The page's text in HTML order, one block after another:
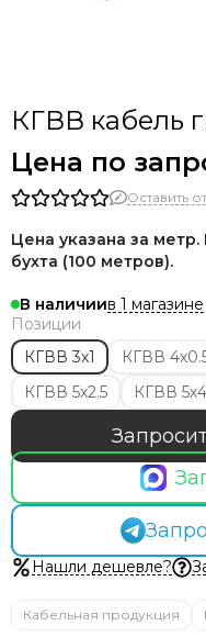
КГВВ кабель
Цена по
Оставить
Цена указана за
бухта (100 метров).
В наличиив 1 магазине
Позиции
КГВВ 3х1
КГВВ
КГВВ 5х2.5
КГВВ 5х4
Нашли дешевле?
Кабельная продукция